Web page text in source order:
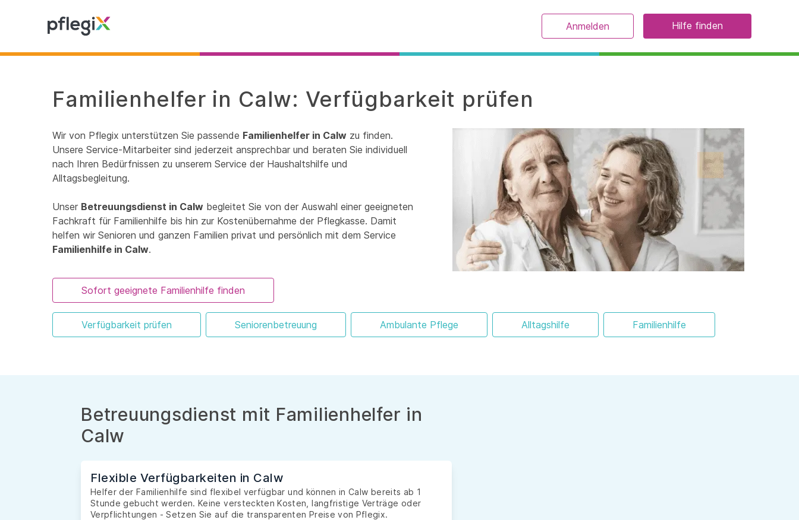
Anmelden Hilfe finden
Familienhelfer in Calw: Verfügbarkeit prüfen
Wir von Pflegix unterstützen Sie passende Familienhelfer in Calw zu finden.
Unsere Service-Mitarbeiter sind jederzeit ansprechbar und beraten Sie individuell
nach Ihren Bedürfnissen zu unserem Service der Haushaltshilfe und
Alltagsbegleitung.
Unser Betreuungsdienst in Calw begleitet Sie von der Auswahl einer geeigneten
Fachkraft für Familienhilfe bis hin zur Kostenübernahme der Pflegkasse. Damit
helfen wir Senioren und ganzen Familien privat und persönlich mit dem Service
Familienhilfe in Calw.
Sofort geeignete Familienhilfe finden
Verfügbarkeit prüfen Seniorenbetreuung Ambulante Pflege Alltagshilfe Familienhilfe
Betreuungsdienst mit Familienhelfer in
Calw
Flexible Verfügbarkeiten in Calw
Helfer der Familienhilfe sind flexibel verfügbar und können in Calw bereits ab 1
Stunde gebucht werden. Keine versteckten Kosten, langfristige Verträge oder
Verpflichtungen - Setzen Sie auf die transparenten Preise von Pflegix.